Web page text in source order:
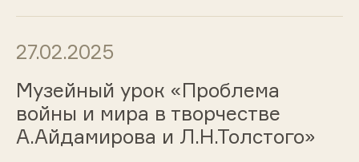
27.02.2025
Музейный урок «Проблема
войны и мира в творчестве
А.Айдамирова и Л.Н.Толстого»